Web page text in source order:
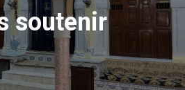
N
V
G
A
T
soutenir